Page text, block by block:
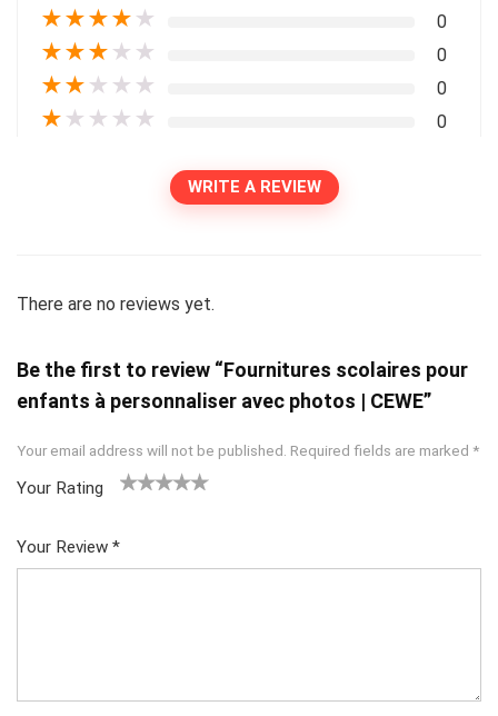
★★★★ ★ 0
★★★ ★ ★ 0
★★ ★ ★ ★ 0
★ ★ ★ ★ ★ 0
WRITE A REVIEW
There are no reviews yet.
Be the first to review “Fournitures scolaires pour
enfants à personnaliser avec photos | CEWE”
Your email address will not be published. Required fields are marked *
Your Rating
Your Review *